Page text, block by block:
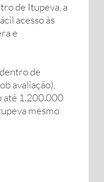
de Itupeva, a
acesso às
e
de
avaliação),
até 1.200.000
mesmo